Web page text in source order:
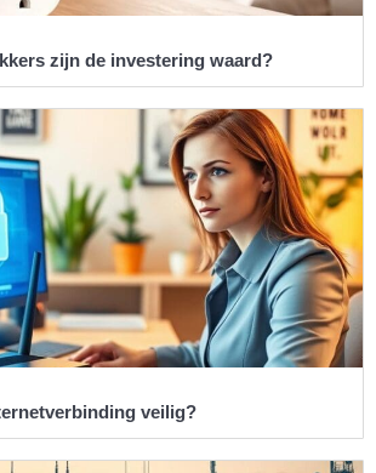
zijn de investering waard?
veilig?